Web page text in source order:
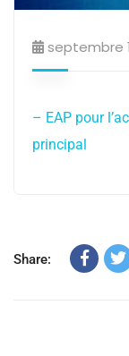
septembre
– EAP pour
principal
Share: